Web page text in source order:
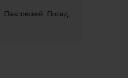
Посад,